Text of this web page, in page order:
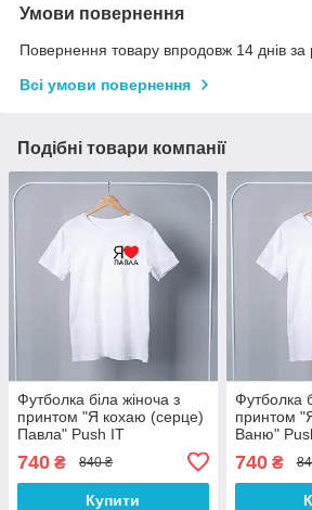
Умови повернення
Повернення товару впродовж 14 днів за
Всі умови повернення
Подібні товари компанії
Футболка біла жіноча з
принтом "Я кохаю (серце)
Павла" Push IT
740 ₴ 840 ₴
Купити
Футболка
принтом
Ваню"
740₴